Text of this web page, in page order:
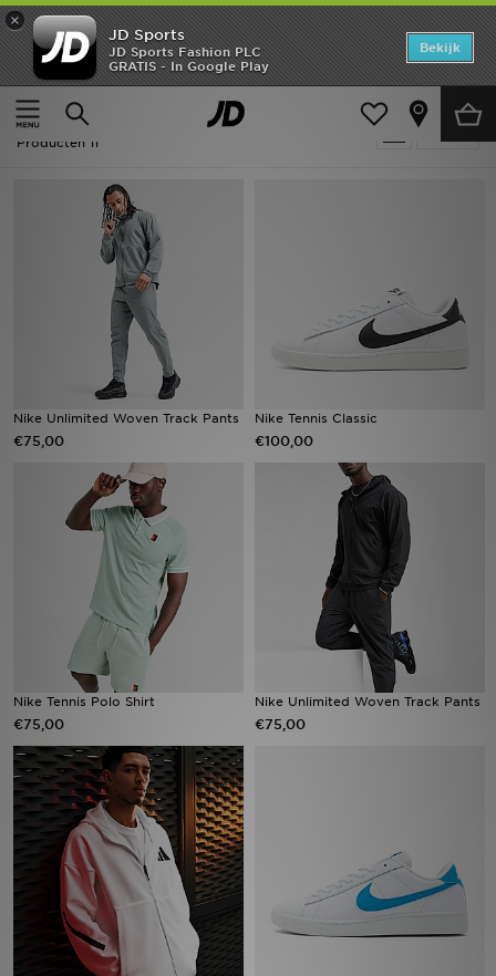
×
JD Sports
JD Sports Fashion PLC
GRATIS - In Google Play
Bekijk
Thuis
Tennis
Tennis
Producten 11
Nike Unlimited Woven Track Pants
€75,00
Nike Tennis Classic
€100,00
Nike Tennis Polo Shirt
€75,00
Nike Unlimited Woven Track Pants
€75,00
Home
Offers
New In
Sports
Vind een winkel
Bestelling traceren
Mijn JD
Klantenservice
Download de app
Wie wij zijn